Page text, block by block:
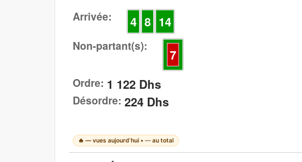
Arrivée: 4 8 14
Non-partant(s):
7
Ordre: 1 122 Dhs
Désordre: 224 Dhs
🔥 —vues aujourd’hui • —au total